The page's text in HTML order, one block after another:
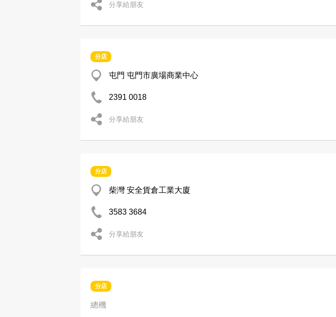
分享給朋友
分店
屯門 屯門市廣場商業中心
2391 0018
分享給朋友
分店
柴灣 安全貨倉工業大廈
3583 3684
分享給朋友
分店
總機